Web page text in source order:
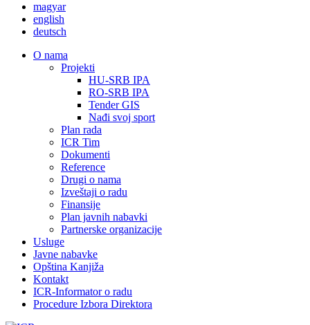
magyar
english
deutsch
О nama
Projekti
HU-SRB IPA
RO-SRB IPA
Tender GIS
Nađi svoj sport
Plan rada
ICR Tim
Dokumenti
Reference
Drugi o nama
Izveštaji o radu
Finansije
Plan javnih nabavki
Partnerske organizacije
Usluge
Javne nabavke
Opština Kanjiža
Kontakt
ICR-Informator o radu
Procedure Izbora Direktora